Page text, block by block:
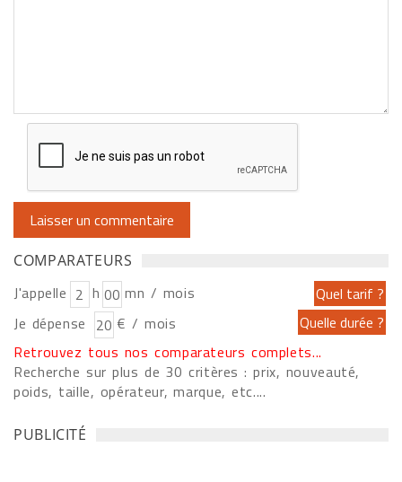
COMPARATEURS
J'appelle h
mn / mois
Je dépense
€ / mois
Retrouvez tous nos comparateurs complets...
Recherche sur plus de 30 critères : prix, nouveauté,
poids, taille, opérateur, marque, etc....
PUBLICITÉ